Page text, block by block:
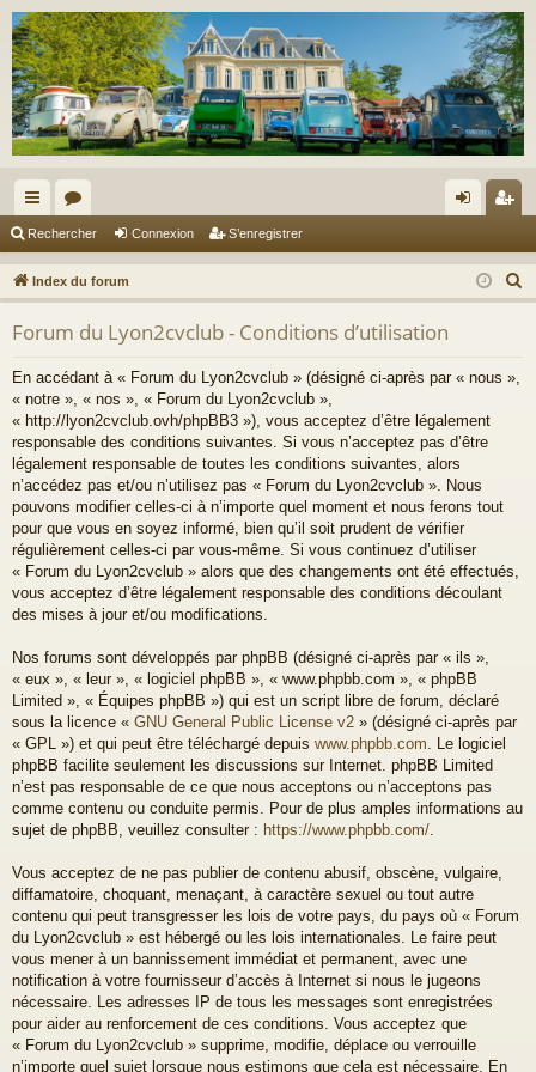
cc
ès
ra
pi
de
or
u
m
s
ne
xi
nr
eg
re
Rechercher Connexion S’enregistrer
Index du forum
e
Forum du Lyon2cvclub - Conditions d’utilisation
En accédant à « Forum du Lyon2cvclub » (désigné ci-après par « nous »,
« notre », « nos », « Forum du Lyon2cvclub »,
« http://lyon2cvclub.ovh/phpBB3 »), vous acceptez d’être légalement
responsable des conditions suivantes. Si vous n’acceptez pas d’être
légalement responsable de toutes les conditions suivantes, alors
n’accédez pas et/ou n’utilisez pas « Forum du Lyon2cvclub ». Nous
pouvons modifier celles-ci à n’importe quel moment et nous ferons tout
pour que vous en soyez informé, bien qu’il soit prudent de vérifier
régulièrement celles-ci par vous-même. Si vous continuez d’utiliser
« Forum du Lyon2cvclub » alors que des changements ont été effectués,
vous acceptez d’être légalement responsable des conditions découlant
des mises à jour et/ou modifications.
Nos forums sont développés par phpBB (désigné ci-après par « ils »,
« eux », « leur », « logiciel phpBB », « www.phpbb.com », « phpBB
Limited », « Équipes phpBB ») qui est un script libre de forum, déclaré
sous la licence « GNU General Public License v2 » (désigné ci-après par
« GPL ») et qui peut être téléchargé depuis www.phpbb.com. Le logiciel
phpBB facilite seulement les discussions sur Internet. phpBB Limited
n’est pas responsable de ce que nous acceptons ou n’acceptons pas
comme contenu ou conduite permis. Pour de plus amples informations au
sujet de phpBB, veuillez consulter : https://www.phpbb.com/.
Vous acceptez de ne pas publier de contenu abusif, obscène, vulgaire,
diffamatoire, choquant, menaçant, à caractère sexuel ou tout autre
contenu qui peut transgresser les lois de votre pays, du pays où « Forum
du Lyon2cvclub » est hébergé ou les lois internationales. Le faire peut
vous mener à un bannissement immédiat et permanent, avec une
notification à votre fournisseur d’accès à Internet si nous le jugeons
nécessaire. Les adresses IP de tous les messages sont enregistrées
pour aider au renforcement de ces conditions. Vous acceptez que
« Forum du Lyon2cvclub » supprime, modifie, déplace ou verrouille
n’importe quel sujet lorsque nous estimons que cela est nécessaire. En